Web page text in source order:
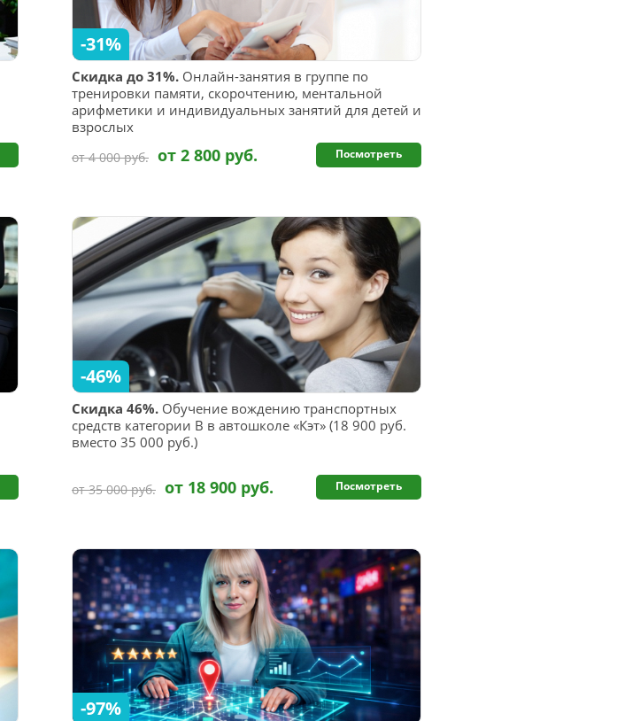
Скидка до 31%. Онлайн-занятия в группе по
тренировки памяти, скорочтению, ментальной
арифметики и индивидуальных занятий для детей и
взрослых
-31%
от 4 000 руб. от 2 800 руб. Посмотреть
Скидка 46%. Обучение вождению транспортных
средств категории В в автошколе «Кэт» (18 900 руб.
вместо 35 000 руб.)
-46%
от 35 000 руб. от 18 900 руб. Посмотреть
-97%